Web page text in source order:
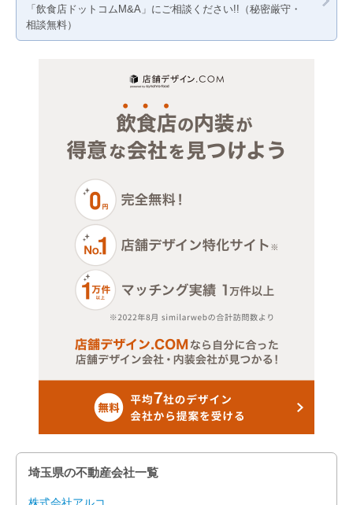
賃料20万円以下
物販・小売
埼玉
千葉
「飲食店ドットコムM&A」にご相談ください!!（秘密厳守・
相談無料）
埼玉県の不動産会社一覧